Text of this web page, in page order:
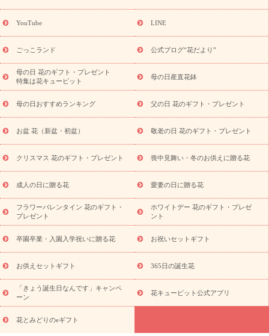
(トルコキキョウ)
9月の誕生花(リンドウ)
ら探す
お祝いの花特集 当日配達特急便 お祝い商品一覧
念日
結婚祝い 出産祝い 退院祝い・快気祝い
寿祝い
プチギフト ペットのお祝いフラワー
供え・お悔やみ商品一覧
お供え・お悔やみの花
四十九日法要以
お供え プリザーブドフラワー
ペットのお供えフラワー
お盆（新
盆・初盆）
その他 お祝い返し お見舞い
お取り寄せギフト
ビジネス用
ご自宅用 観葉植物 ミディ胡蝶蘭
プリザーブ
ドフラワー
スタイルから探す アレンジメント 花束
スタ
ンド花
お祝い お供え・お悔やみ 胡蝶蘭 胡蝶蘭・花鉢
ディ胡蝶蘭・お祝い
ミディ胡蝶蘭・お供え
世界初の青色胡蝶蘭
観葉植物
観葉植物 産直多肉植物
プリザーブドフラワー
お祝い
お供え・お悔やみ 花とセットギフト
セミオーダー
プチギフト（hanamore -ハナモア-）
花とみどりのeギフト
キューピットのeGfit
カラー ピンク イエローオレンジ
レッ
ド
お花の種類 トルコキキョウ
お祝い お祝い・3000円～ お祝い・4000円～
お祝い・
5000円～
お祝い・7000円～ お祝い・ 10000円～
お供え・お
悔やみ
円～
お供え・お悔やみ・
YouTube LINE
ごっこランド 公式ブログ“花だより”
母の日 花のギフト・プレゼント
特集は花キューピット
母の日産直花鉢
母の日おすすめランキング 父の日 花のギフト・プレゼント
お盆 花（新盆・初盆） 敬老の日 花のギフト・プレゼント
クリスマス 花のギフト・プレゼント 喪中見舞い・冬のお供えに贈る花
成人の日に贈る花 愛妻の日に贈る花
フラワーバレンタイン 花のギフト・
プレゼント
ホワイトデー 花のギフト・プレゼ
ント
卒園卒業・入園入学祝いに贈る花 お祝いセットギフト
お供えセットギフト 365日の誕生花
「きょう誕生日なんです」キャンペ
ーン
花キューピット公式アプリ
花とみどりのeギフト